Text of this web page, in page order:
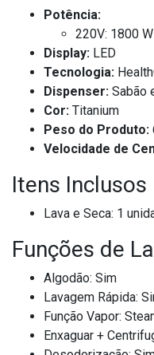
Potência:
220V: 1800 W
Display: LED
Tecnologia:
Dispenser: Sabão
Cor: Titanium
Peso do Produto:
Velocidade de
Itens Inclusos
Lava e Seca: 1
Funções de
Algodão: Sim
Lavagem Rápida:
Função Vapor:
Enxaguar +